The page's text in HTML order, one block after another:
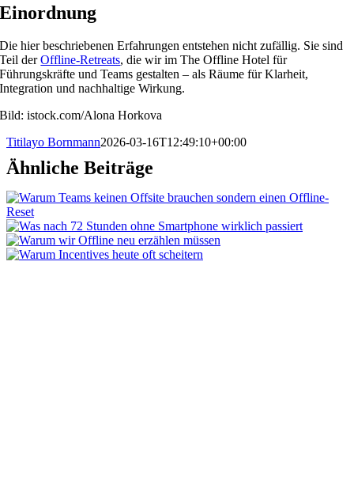
Einordnung
Die hier beschriebenen Erfahrungen entstehen nicht zufällig. Sie sind
Teil derOffline-Retreats, die wir im The Offline Hotel für
Führungskräfte und Teams gestalten – als Räume für Klarheit,
Integration und nachhaltige Wirkung.
Bild: istock.com/Alona Horkova
Titilayo Bornmann2026-03-16T12:49:10+00:00
Ähnliche Beiträge